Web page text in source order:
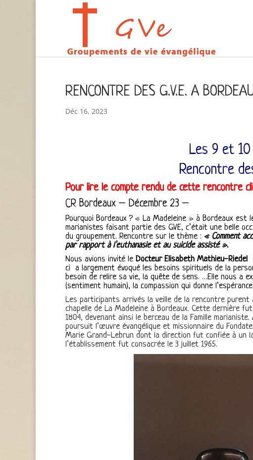
RENCONTRE DES G.V.E. A
Déc 16, 2023
Les 9 et 10
Rencontre
Pour lire le compte rendu de cette rencontre cli
CR Bordeaux – Décembre 23 –
Pourquoi Bordeaux ? « La Madeleine » à Bordeaux
marianistes faisant partie des GVE, c’était une belle
du groupement. Rencontre sur le thème : « Comment
par rapport à l’euthanasie et au suicide assisté ».
Nous avions invité le Docteur Elisabeth Mathieu-Riedel
ci a largement évoqué les besoins spirituels de la
besoin de relire sa vie, la quête de sens. …Elle nous a
(sentiment humain), la compassion qui donne
Les participants arrivés la veille de la rencontre purent
chapelle de La Madeleine à Bordeaux. Cette dernière
1804, devenant ainsi le berceau de la Famille
poursuit l’œuvre évangélique et missionnaire du
Marie Grand-Lebrun dont la direction fut confiée à un
l’établissement fut consacrée le 3 juillet 1965.